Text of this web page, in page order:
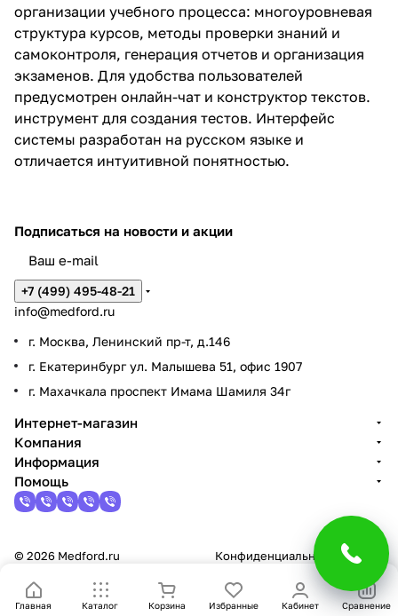
организации учебного процесса: многоуровневая
структура курсов, методы проверки знаний и
самоконтроля, генерация отчетов и организация
экзаменов. Для удобства пользователей
предусмотрен онлайн-чат и конструктор текстов.
инструмент для создания тестов. Интерфейс
системы разработан на русском языке и
отличается интуитивной понятностью.
Главная Каталог Корзина Избранные Кабинет Сравнение
Подписаться на новости и акции
+7 (499) 495-48-21
info@medford.ru
г. Москва, Ленинский пр-т, д.146
г. Екатеринбург ул. Малышева 51, офис 1907
г. Махачкала проспект Имама Шамиля 34г
Интернет-магазин
Компания
Информация
Помощь
© 2026 Medford.ru Конфиденциальность Оферта